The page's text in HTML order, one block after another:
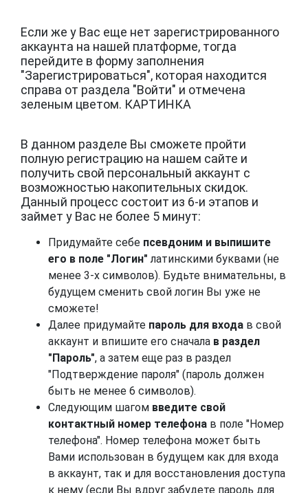
Если же у Вас еще нет зарегистрированного
аккаунта на нашей платформе, тогда
перейдите в форму заполнения
"Зарегистрироваться", которая находится
справа от раздела "Войти" и отмечена
зеленым цветом. КАРТИНКА
В данном разделе Вы сможете пройти
полную регистрацию на нашем сайте и
получить свой персональный аккаунт с
возможностью накопительных скидок.
Данный процесс состоит из 6-и этапов и
займет у Вас не более 5 минут:
Придумайте себе псевдоним и выпишите
его в поле "Логин" латинскими буквами (не
менее 3-х символов). Будьте внимательны, в
будущем сменить свой логин Вы уже не
сможете!
Далее придумайте пароль для входа в свой
аккаунт и впишите его сначала в раздел
"Пароль", а затем еще раз в раздел
"Подтверждение пароля" (пароль должен
быть не менее 6 символов).
Следующим шагом введите свой
контактный номер телефона в поле "Номер
телефона". Номер телефона может быть
Вами использован в будущем как для входа
в аккаунт, так и для восстановления доступа
к нему (если Вы вдруг забудете пароль для